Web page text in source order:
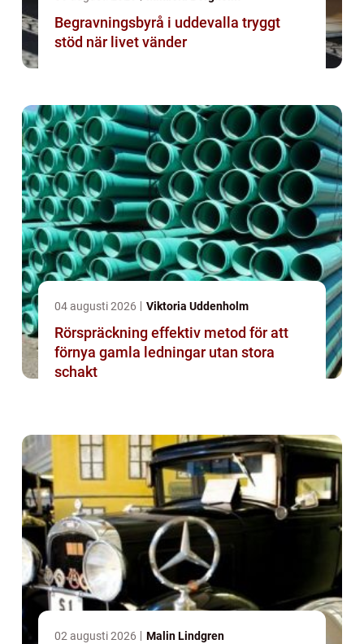
Begravningsbyrå i uddevalla tryggt
stöd när livet vänder
04 augusti 2026 Viktoria Uddenholm
Rörspräckning effektiv metod för att
förnya gamla ledningar utan stora
schakt
02 augusti 2026 Malin Lindgren